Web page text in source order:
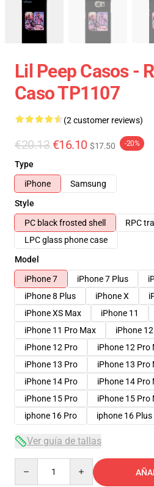
Lil Peep Casos -
Caso TP1107
(2 customer reviews)
€20.13 €16.10 $17.50 -20%
Type
iPhone
Samsung
Style
PC black frosted shell
RPC
LPC glass phone case
Model
iPhone 7
iPhone 7 Plus
iPhone 8 Plus
iPhone X
iPhone XS Max
iPhone 11
iPhone 11 Pro Max
iPhone 12
iPhone 12 Pro
iPhone 12 Pro
iPhone 13 Pro
iPhone 13 Pro
iPhone 14 Pro
iPhone 14 Pro
iPhone 15 Pro
iPhone 15 Pro
iphone 16 Pro
iphone 16 Plus
Ver guía de tallas